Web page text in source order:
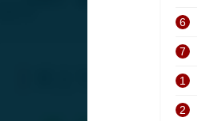
6
7
1
2